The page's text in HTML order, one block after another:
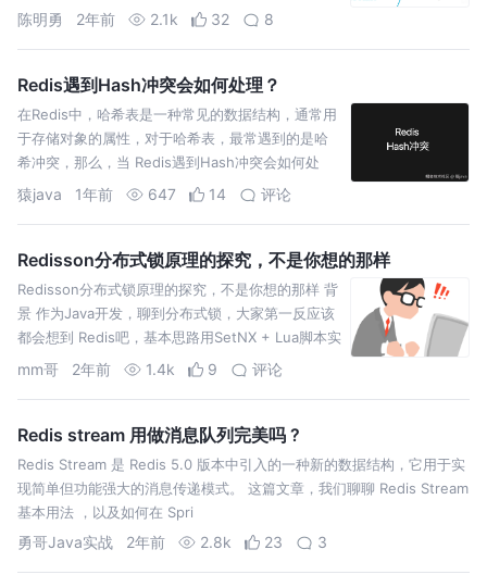
程序简单实现了对应功能。
陈明勇 2年前 2.1k 32 8
Redis遇到Hash冲突会如何处理？
在Redis中，哈希表是一种常见的数据结构，通常用
于存储对象的属性，对于哈希表，最常遇到的是哈
希冲突，那么，当 Redis遇到Hash冲突会如何处
理？这篇文章，我们将详细介绍Redis如何处理哈希
猿java 1年前 647 14 评论
Redisson分布式锁原理的探究，不是你想的那样
Redisson分布式锁原理的探究，不是你想的那样 背
景 作为Java开发，聊到分布式锁，大家第一反应该
都会想到 Redis吧，基本思路用SetNX + Lua脚本实
现，但都有些问题例如锁过期了业务还
mm哥 2年前 1.4k 9 评论
Redis stream 用做消息队列完美吗 ?
Redis Stream 是 Redis 5.0 版本中引入的一种新的数据结构，它用于实
现简单但功能强大的消息传递模式。 这篇文章，我们聊聊 Redis Stream
基本用法 ，以及如何在 Spri
勇哥Java实战 2年前 2.8k 23 3